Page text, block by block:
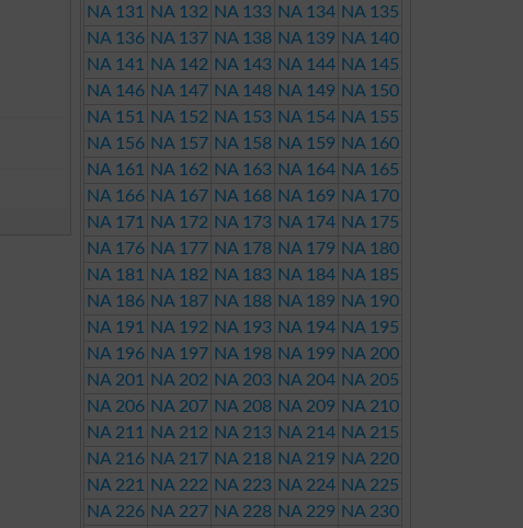
NA 131
NA 132 NA 133 NA 134 NA 135
NA 136 NA 137 NA 138 NA 139 NA 140
NA 141
NA 142 NA 143 NA 144 NA 145
NA 146 NA 147 NA 148 NA 149 NA 150
NA 151
NA 152 NA 153 NA 154 NA 155
NA 156 NA 157 NA 158 NA 159 NA 160
NA 161
NA 162 NA 163 NA 164 NA 165
NA 166 NA 167 NA 168 NA 169 NA 170
NA 171
NA 172 NA 173 NA 174 NA 175
NA 176 NA 177 NA 178 NA 179 NA 180
NA 181
NA 182 NA 183 NA 184 NA 185
NA 186 NA 187 NA 188 NA 189 NA 190
NA 191
NA 192 NA 193 NA 194 NA 195
NA 196 NA 197 NA 198 NA 199 NA 200
NA 201
NA 202 NA 203 NA 204 NA 205
NA 206 NA 207 NA 208 NA 209 NA 210
NA 211
NA 212 NA 213 NA 214 NA 215
NA 216 NA 217 NA 218 NA 219 NA 220
NA 221
NA 222 NA 223 NA 224 NA 225
NA 226 NA 227 NA 228 NA 229 NA 230